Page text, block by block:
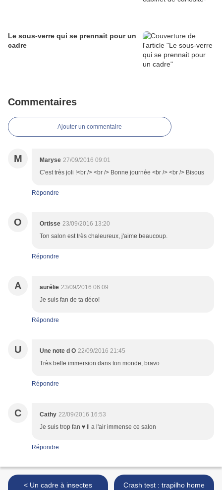
Le sous-verre qui se prennait pour un
cadre
Commentaires
Ajouter un commentaire
M Maryse 27/09/2016 09:01
C'est très joli !<br /> <br /> Bonne journée <br /> <br /> Bisous
Répondre
O Ortisse 23/09/2016 13:20
Ton salon est très chaleureux, j'aime beaucoup.
Répondre
A aurélie 23/09/2016 06:09
Je suis fan de ta déco!
Répondre
U Une note d O 22/09/2016 21:45
Très belle immersion dans ton monde, bravo
Répondre
C Cathy 22/09/2016 16:53
Je suis trop fan ♥ Il a l'air immense ce salon
Répondre
< Un cadre à insectes
Crash test : trapilho home